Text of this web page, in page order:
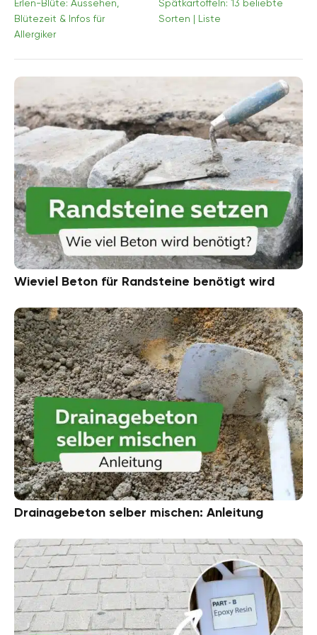
Erlen-Blüte: Aussehen,
Blütezeit & Infos für
Allergiker
Spätkartoffeln: 13 beliebte
Sorten | Liste
Wieviel Beton für Randsteine benötigt wird
Drainagebeton selber mischen: Anleitung